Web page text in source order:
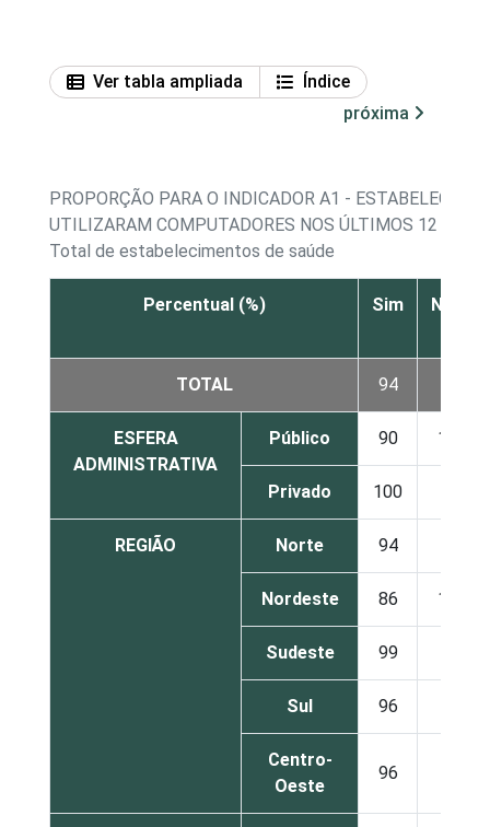
Ver tabla ampliada
Índice
próxima
PROPORÇÃO PARA O INDICADOR A1 -
UTILIZARAM COMPUTADORES NOS ÚLTIMOS 12
Total de estabelecimentos de saúde
Percentual (%) Sim Não
TOTAL 94
ESFERA
ADMINISTRATIVA
Público 90 10
Privado 100
REGIÃO Norte 94
Nordeste 86 14
Sudeste 99
Sul 96
Centro-
Oeste
96